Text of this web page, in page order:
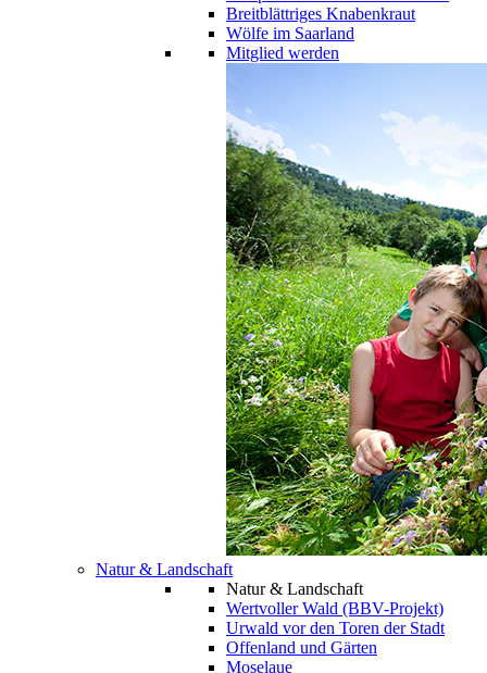
Breitblättriges Knabenkraut
Wölfe im Saarland
Mitglied werden
Natur & Landschaft
Natur & Landschaft
Wertvoller Wald (BBV-Projekt)
Urwald vor den Toren der Stadt
Offenland und Gärten
Moselaue